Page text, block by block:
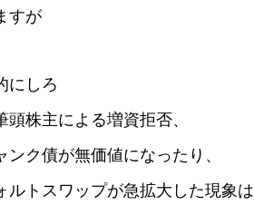
すが
にしろ
株主による増資拒否、
ンク債が無価値になったり、
ルトスワップが急拡大した現象は